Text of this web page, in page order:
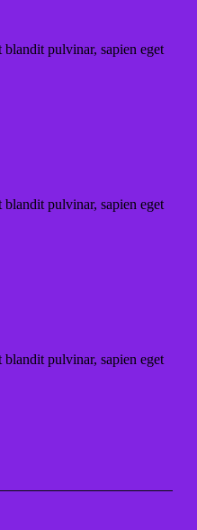
blandit pulvinar, sapien eget
blandit pulvinar, sapien eget
blandit pulvinar, sapien eget